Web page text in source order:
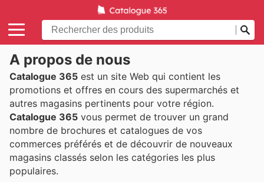
À propos de nous
Catalogue 365 est un site Web qui contient les
promotions et offres en cours des supermarchés et
autres magasins pertinents pour votre région.
Catalogue 365 vous permet de trouver un grand
nombre de brochures et catalogues de vos
commerces préférés et de découvrir de nouveaux
magasins classés selon les catégories les plus
populaires.